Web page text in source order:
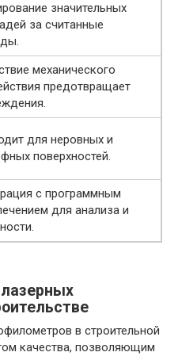
значительных
за считанные
механического
предотвращает
для неровных и
поверхностей.
с программным
для анализа и
в строительной
качества, позволяющим